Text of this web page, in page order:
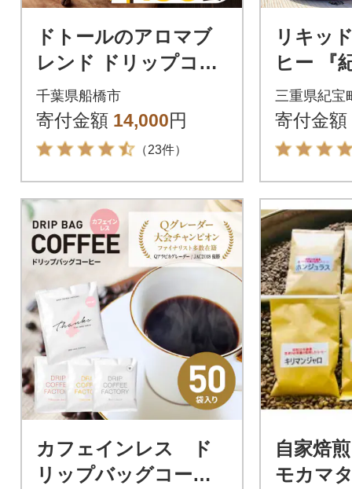
ドトールのアロマブ
レンド ドリップコー
ヒー 100袋 ドリップ
バックコーヒー
千葉県船橋市
寄付金額 14,000円
（23件）
リキッ
ヒー 『
L×6本【
三重県紀宝
寄付金額
カフェインレス ド
リップバッグコーヒ
自家焙
モカマ